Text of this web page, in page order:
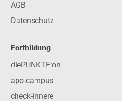
AGB
Datenschutz
Fortbildung
diePUNKTE:on
apo-campus
check-innere